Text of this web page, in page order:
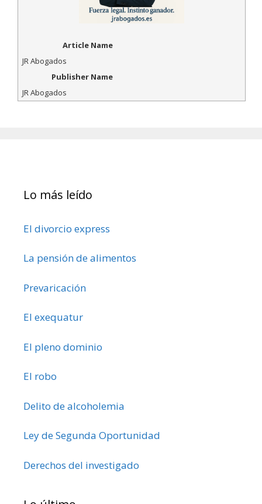
Article Name
JR Abogados
Publisher Name
JR Abogados
Lo más leído
El divorcio express
La pensión de alimentos
Prevaricación
El exequatur
El pleno dominio
El robo
Delito de alcoholemia
Ley de Segunda Oportunidad
Derechos del investigado